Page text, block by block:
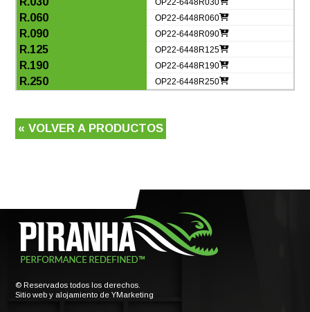
OP22-6448R030
OP22-6448R060
OP22-6448R090
OP22-6448R125
OP22-6448R190
OP22-6448R250
« VOLVER A PRODUCTOS
© Reservados todos los derechos.
Sitio web y alojamiento deYMarketing